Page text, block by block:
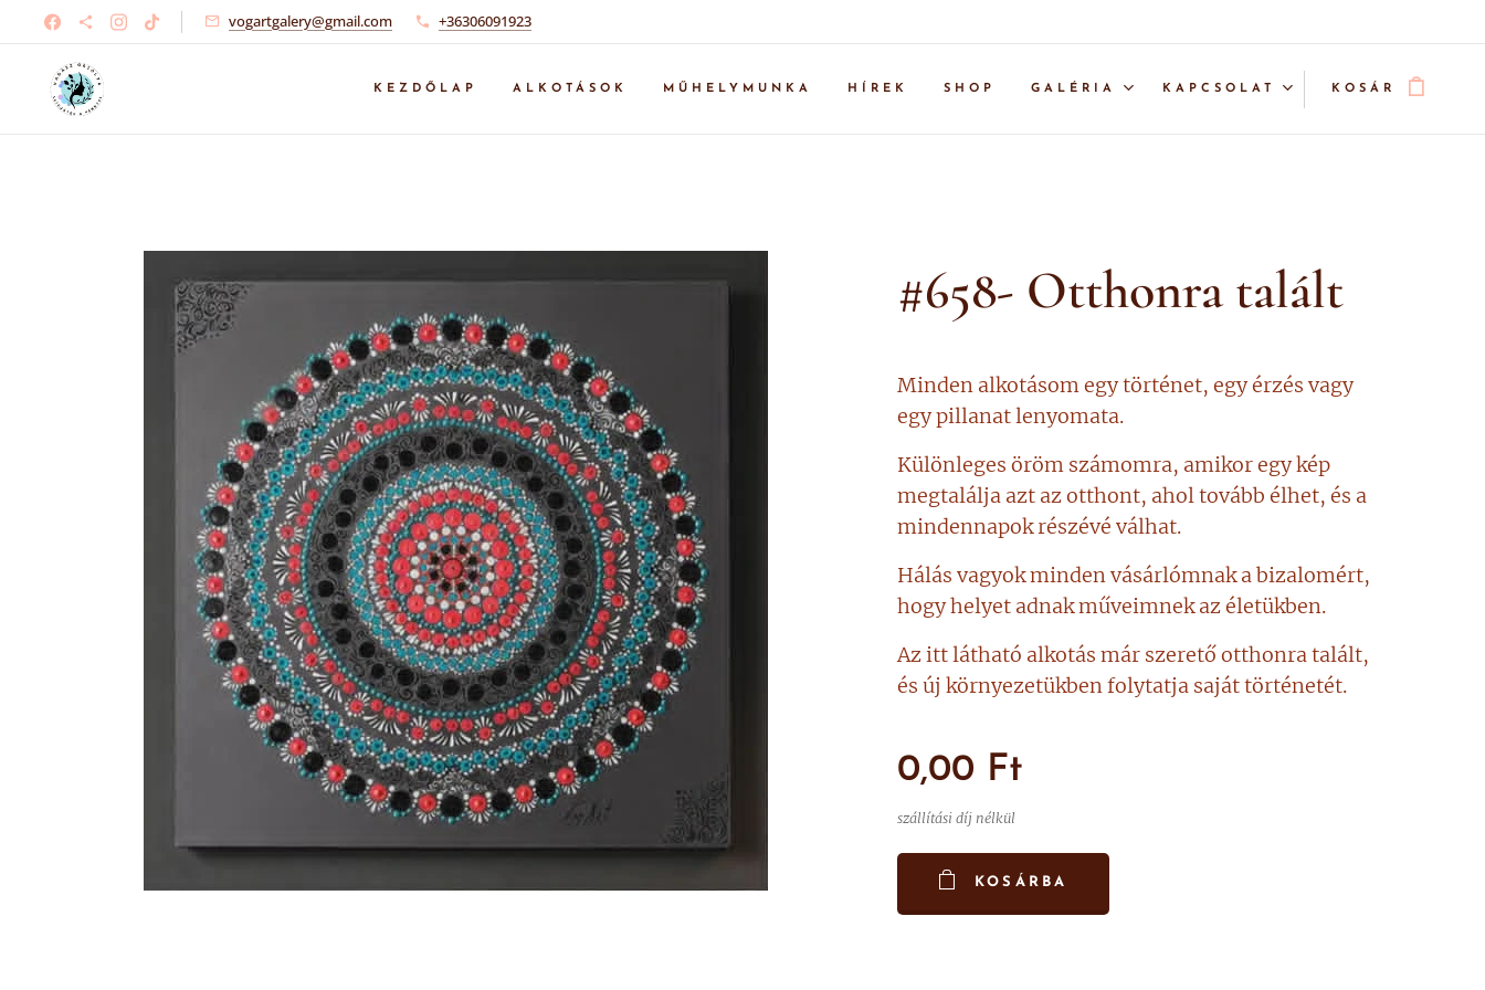
vogartgalery@gmail.com +36306091923
KEZDŐLAP ALKOTÁSOK MŰHELYMUNKA HÍREK SHOP GALÉRIA KAPCSOLAT KOSÁR
#658- Otthonra talált
Minden alkotásom egy történet, egy érzés vagy
egy pillanat lenyomata.
Különleges öröm számomra, amikor egy kép
megtalálja azt az otthont, ahol tovább élhet, és a
mindennapok részévé válhat.
Hálás vagyok minden vásárlómnak a bizalomért,
hogy helyet adnak műveimnek az életükben.
Az itt látható alkotás már szerető otthonra talált,
és új környezetükben folytatja saját történetét.
0,00 Ft
szállítási díj nélkül
KOSÁRBA